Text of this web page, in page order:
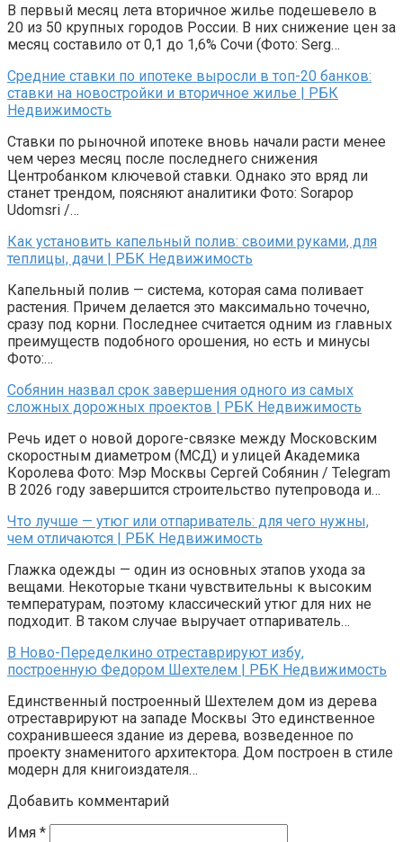
В первый месяц лета вторичное жилье подешевело в
20 из 50 крупных городов России. В них снижение цен за
месяц составило от 0,1 до 1,6% Сочи (Фото: Serg…
Средние ставки по ипотеке выросли в топ-20 банков:
ставки на новостройки и вторичное жилье | РБК
Недвижимость
Ставки по рыночной ипотеке вновь начали расти менее
чем через месяц после последнего снижения
Центробанком ключевой ставки. Однако это вряд ли
станет трендом, поясняют аналитики Фото: Sorapop
Udomsri /…
Как установить капельный полив: своими руками, для
теплицы, дачи | РБК Недвижимость
Капельный полив — система, которая сама поливает
растения. Причем делается это максимально точечно,
сразу под корни. Последнее считается одним из главных
преимуществ подобного орошения, но есть и минусы
Фото:…
Собянин назвал срок завершения одного из самых
сложных дорожных проектов | РБК Недвижимость
Речь идет о новой дороге-связке между Московским
скоростным диаметром (МСД) и улицей Академика
Королева Фото: Мэр Москвы Сергей Собянин / Telegram
В 2026 году завершится строительство путепровода и…
Что лучше — утюг или отпариватель: для чего нужны,
чем отличаются | РБК Недвижимость
Глажка одежды — один из основных этапов ухода за
вещами. Некоторые ткани чувствительны к высоким
температурам, поэтому классический утюг для них не
подходит. В таком случае выручает отпариватель…
В Ново-Переделкино отреставрируют избу,
построенную Федором Шехтелем | РБК Недвижимость
Единственный построенный Шехтелем дом из дерева
отреставрируют на западе Москвы Это единственное
сохранившееся здание из дерева, возведенное по
проекту знаменитого архитектора. Дом построен в стиле
модерн для книгоиздателя…
Добавить комментарий
Имя *